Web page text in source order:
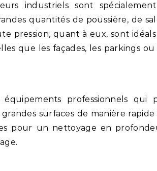
industriels sont
quantités de poussière, de
pression, quant à eux, sont
que les façades, les parkings
équipements professionnels qui
surfaces de manière rapide
pour un nettoyage en